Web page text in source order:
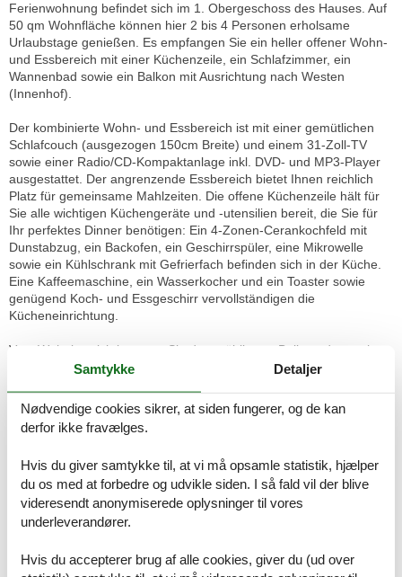
Ferienwohnung befindet sich im 1. Obergeschoss des Hauses. Auf
50 qm Wohnfläche können hier 2 bis 4 Personen erholsame
Urlaubstage genießen. Es empfangen Sie ein heller offener Wohn-
und Essbereich mit einer Küchenzeile, ein Schlafzimmer, ein
Wannenbad sowie ein Balkon mit Ausrichtung nach Westen
(Innenhof).
Der kombinierte Wohn- und Essbereich ist mit einer gemütlichen
Schlafcouch (ausgezogen 150cm Breite) und einem 31-Zoll-TV
sowie einer Radio/CD-Kompaktanlage inkl. DVD- und MP3-Player
ausgestattet. Der angrenzende Essbereich bietet Ihnen reichlich
Platz für gemeinsame Mahlzeiten. Die offene Küchenzeile hält für
Sie alle wichtigen Küchengeräte und -utensilien bereit, die Sie für
Ihr perfektes Dinner benötigen: Ein 4-Zonen-Cerankochfeld mit
Dunstabzug, ein Backofen, ein Geschirrspüler, eine Mikrowelle
sowie ein Kühlschrank mit Gefrierfach befinden sich in der Küche.
Eine Kaffeemaschine, ein Wasserkocher und ein Toaster sowie
genügend Koch- und Essgeschirr vervollständigen die
Kücheneinrichtung.
Vom Wohnbereich betreten Sie den möblierten Balkon, der nach
Westen in den Innenhof ausgerichtet ist. Hier können Sie Sonne
ausklingen lassen.
Im Schlafzimmer lädt Sie ein komfortables Doppelbett (2 x 90cm x
genügend Platz für Ihre Urlaubsgarderobe.
Das geflieste Tageslichtbad mit einer Badewanne, Waschbecken
und WC vervollständigt das Gesamtbild dieser Wohnung.
BESONDERHEITEN
Wir bitten um Ihr Verständnis, dass das Rauchen nur im
Samtykke Detaljer
Nødvendige cookies sikrer, at siden fungerer, og de kan
derfor ikke fravælges.
Hvis du giver samtykke til, at vi må opsamle statistik, hjælper
du os med at forbedre og udvikle siden. I så fald vil der blive
videresendt anonymiserede oplysninger til vores
underleverandører.
Hvis du accepterer brug af alle cookies, giver du (ud over